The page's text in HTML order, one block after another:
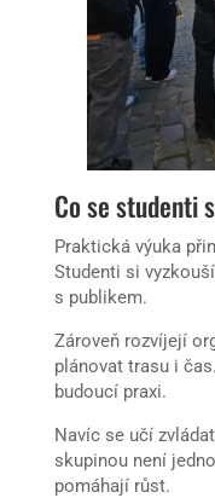
Co se studenti
Praktická výuka
Studenti si
s publikem.
Zároveň rozvíjejí
plánovat trasu i
budoucí praxi.
Navíc se učí
skupinou není
pomáhají růst.